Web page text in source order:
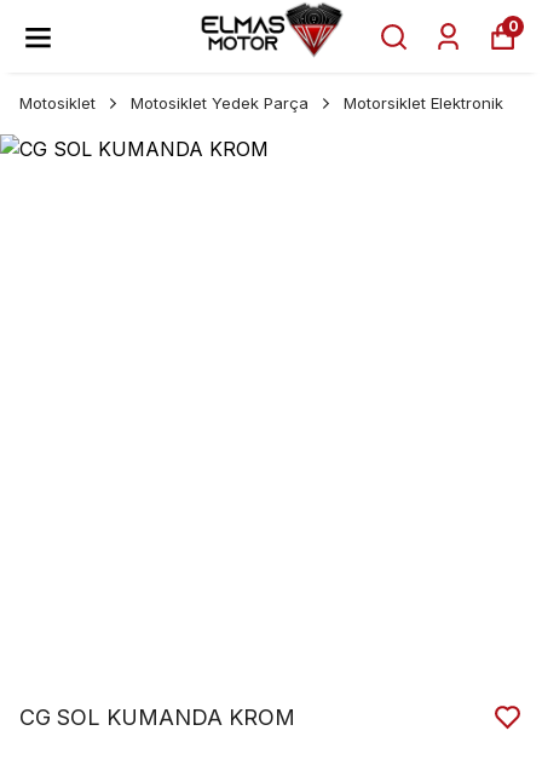
0
Motosiklet Motosiklet Yedek Parça Motorsiklet Elektronik
CG SOL KUMANDA KROM